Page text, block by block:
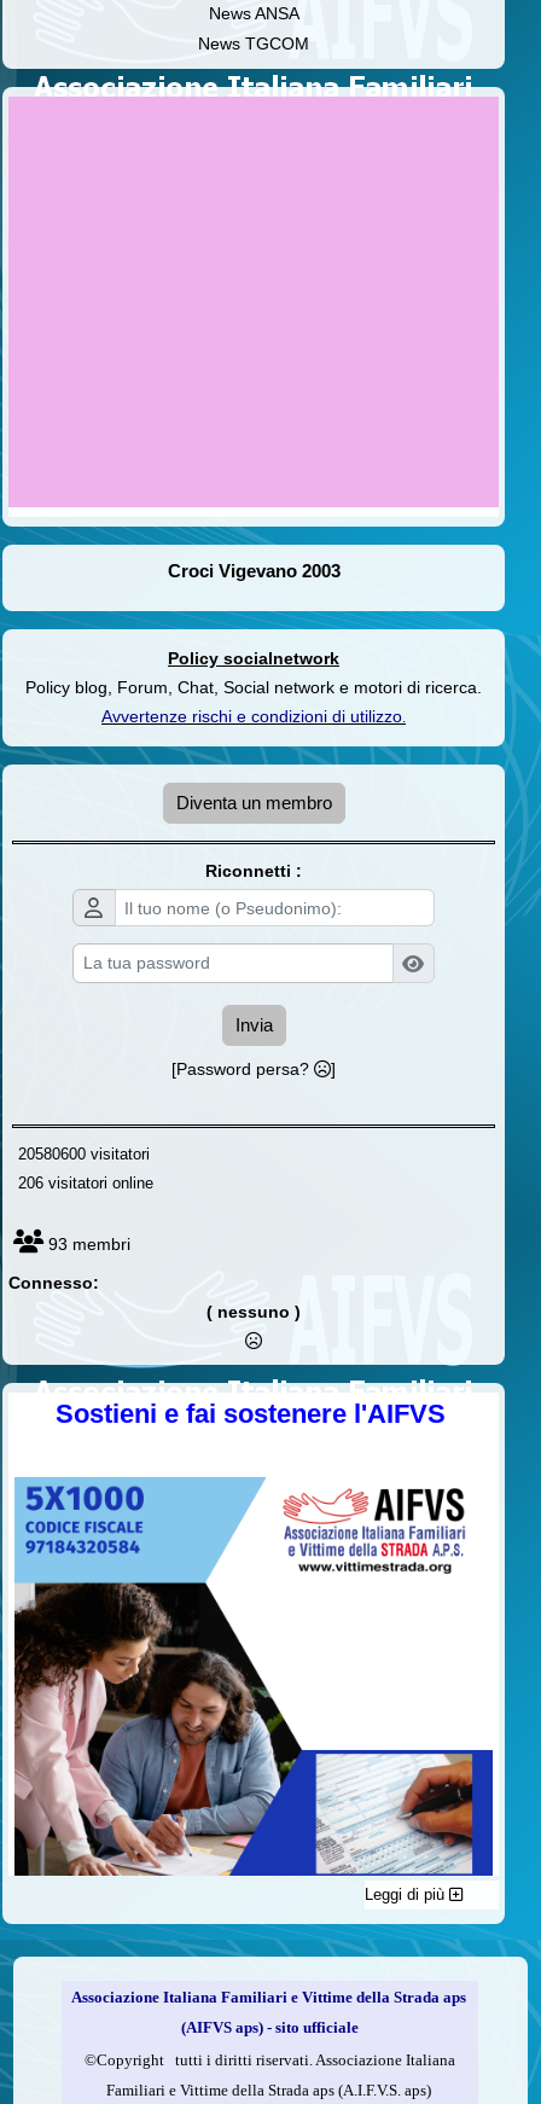
News ANSA
News TGCOM
Croci Vigevano 2003
Policy socialnetwork
Policy blog, Forum, Chat, Social network e motori di ricerca.
Avvertenze rischi e condizioni di utilizzo.
Diventa un membro
Riconnetti :
Invia
[Password persa? ]
20580600 visitatori
206 visitatori online
93 membri
Connesso:
( nessuno )
Sostieni e fai sostenere l'AIFVS
C'è un modo di contribuire alle attività dell’A.I.F.V.S. a favore
delle vittime della strada e per dare giustizia ai superstiti ed ai
loro familiari che non costa nulla: devolvere il 5 per mille della
Compila la scheda CUD o del modello 730.
Firma nel riquadro indicato come “Sostegno delle
Leggi di più
Associazione Italiana Familiari e Vittime della Strada aps
(AIFVS aps) - sito ufficiale
©​Copyright tutti i diritti riservati. Associazione Italiana
Familiari e Vittime della Strada aps (A.I.F.V.S. aps)